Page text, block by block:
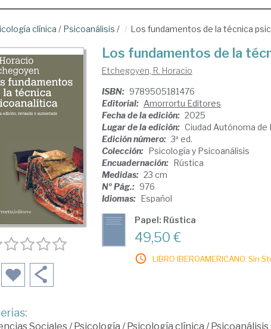
clínica / Psicoanálisis / Los fundamentos de la técnica
Los fundamentos de la
Etchegoyen, R. Horacio
ISBN: 9789505181476
Editorial: Amorrortu Editores
Fecha de la edición: 2025
Lugar de la edición: Ciudad Autónoma
Edición número: 3ª ed.
Colección: Psicología y Psicoanálisis
Encuadernación: Rústica
Medidas: 23 cm
Nº Pág.: 976
Idiomas: Español
Papel: Rústica
49,50 €
LIBRO IBEROAMERICANO. Sin
Sociales/ Psicología / Psicología clínica / Psicoanálisis